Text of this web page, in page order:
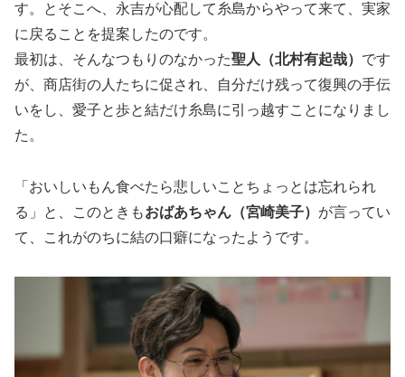
す。とそこへ、永吉が心配して糸島からやって来て、実家
に戻ることを提案したのです。
最初は、そんなつもりのなかった聖人（北村有起哉） です
が、商店街の人たちに促され、自分だけ残って復興の手伝
いをし、愛子と歩と結だけ糸島に引っ越すことになりまし
た。
「おいしいもん食べたら悲しいことちょっとは忘れられ
る」と、このときもおばあちゃん（宮崎美子） が言ってい
て、これがのちに結の口癖になったようです。